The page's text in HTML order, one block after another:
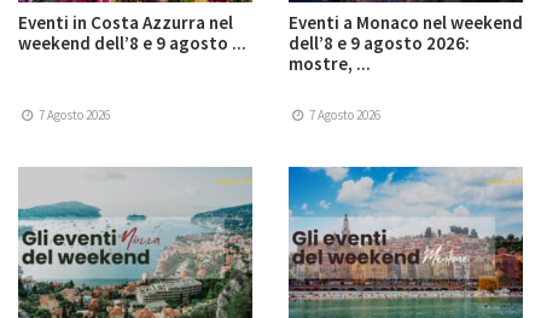
Eventi in Costa Azzurra nel
weekend dell’8 e 9 agosto ...
7 Agosto 2026
Eventi a Monaco nel weekend
dell’8 e 9 agosto 2026:
mostre, ...
7 Agosto 2026